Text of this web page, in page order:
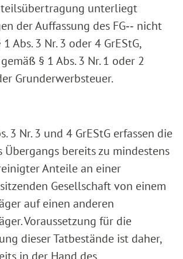
unterliegt
der Auffassung des FG‑‑ nicht
Abs. 3 Nr. 3 oder 4 GrEStG,
§ 1 Abs. 3 Nr. 1 oder 2
Grunderwerbsteuer.
3 Nr. 3 und 4 GrEStG erfassen die
Übergangs bereits zu mindestens
Anteile an einer
Gesellschaft von einem
auf einen anderen
Voraussetzung für die
dieser Tatbestände ist daher,